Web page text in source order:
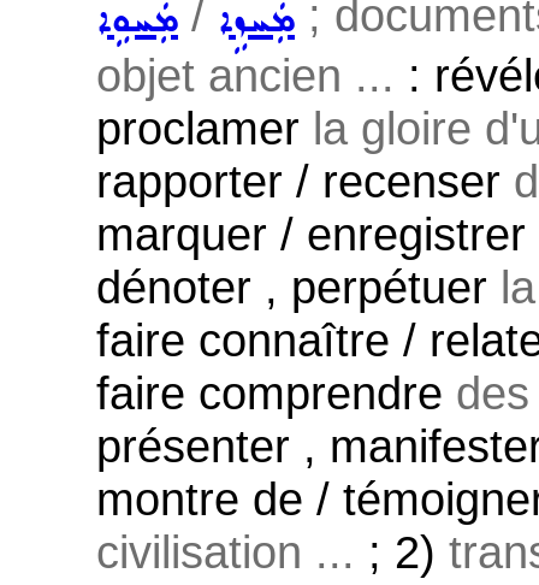
ܡܲܚܘܹܐ / ܡܲܚܙܹܐ ;
objet ancien ... :
proclamer la gloire
rapporter / recenser
marquer / enregistrer
dénoter , perpétuer
faire connaître /
faire comprendre
présenter ,
montre de /
civilisation ... ; 2)